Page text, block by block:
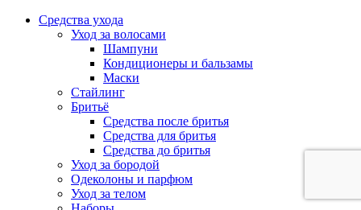
Средства ухода
Уход за волосами
Шампуни
Кондиционеры и бальзамы
Маски
Стайлинг
Бритьё
Средства после бритья
Средства для бритья
Средства до бритья
Уход за бородой
Одеколоны и парфюм
Уход за телом